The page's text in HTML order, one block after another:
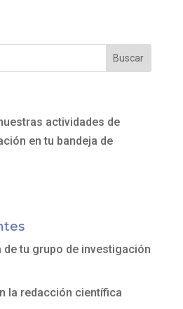
actividades de
en tu bandeja de
de tu grupo de investigación
la redacción científica